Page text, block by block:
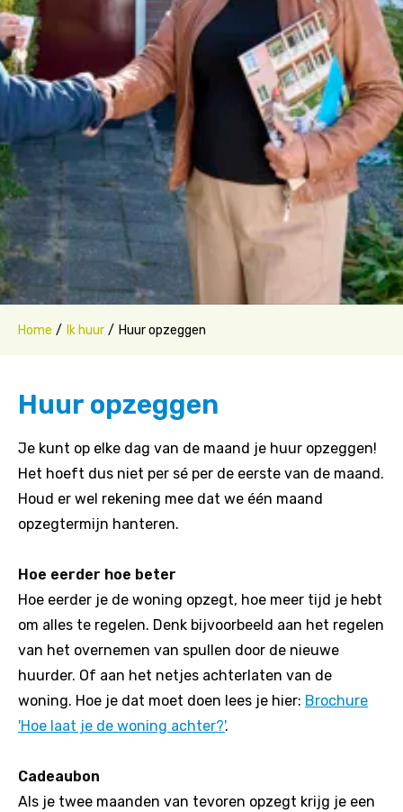
Home Ik huur Huur opzeggen
Huur opzeggen
Je kunt op elke dag van de maand je huur opzeggen!
Het hoeft dus niet per sé per de eerste van de maand.
Houd er wel rekening mee dat we één maand
opzegtermijn hanteren.
Hoe eerder hoe beter
Hoe eerder je de woning opzegt, hoe meer tijd je hebt
om alles te regelen. Denk bijvoorbeeld aan het regelen
van het overnemen van spullen door de nieuwe
huurder. Of aan het netjes achterlaten van de
woning. Hoe je dat moet doen lees je hier: Brochure
'Hoe laat je de woning achter?'.
Cadeaubon
Als je twee maanden van tevoren opzegt krijg je een